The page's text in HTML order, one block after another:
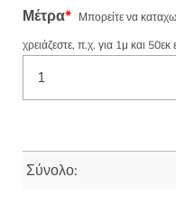
Μέτρα* Μπορείτε να
χρειάζεστε, π.χ. για 1μ και 50εκ
Σύνολο: